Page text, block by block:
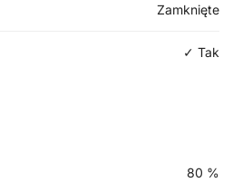
Zamknięte
✓ Tak
80 %